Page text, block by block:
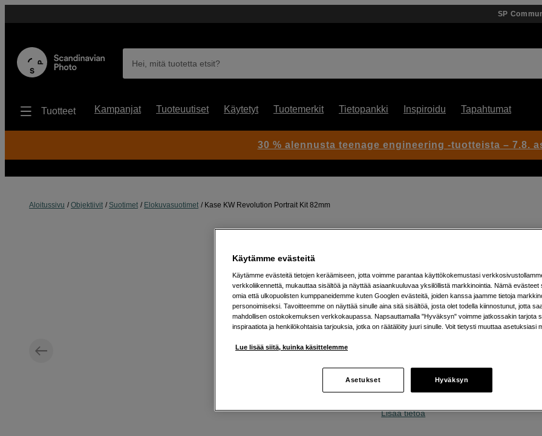
SP
Hei, mitä tuotetta etsit?
Tuotteet Kampanjat Tuoteuutiset Käytetyt Tuotemerkit Tietopankki Inspiroidu Tapahtumat
Aloitussivu Objektiivit Suotimet Elokuvasuotimet Kase KW Revolution Portrait Kit 82mm
Kase KW Revolution Portrait Kit 82mm
tunnelma jokaisessa kuvassa
Mist suotimet useissa eri
Lisää tietoa
30 % alennusta teenage engineering -tuotteista – 7.8.
Käytämme evästeitä
Käytämme evästeitä tietojen keräämiseen, jotta voimme parantaa käyttökokemustasi
verkkoliikennettä, mukauttaa sisältöä ja näyttää asiaankuuluvaa yksilöllistä markkinointia. Nämä evästeet
omia että ulkopuolisten kumppaneidemme kuten Googlen evästeitä, joiden kanssa jaamme tietoja
personoimiseksi. Tavoitteemme on näyttää sinulle aina sitä sisältöä, josta olet todella kiinnostunut, jotta
mahdollisen ostokokemuksen verkkokaupassa. Napsauttamalla "Hyväksyn" voimme jatkossakin tarjota
inspiraatiota ja henkilökohtaisia tarjouksia, jotka on räätälöity juuri sinulle. Voit tietysti muuttaa asetuksiasi
Lue lisää siitä, kuinka käsittelemme
Asetukset Hyväksyn